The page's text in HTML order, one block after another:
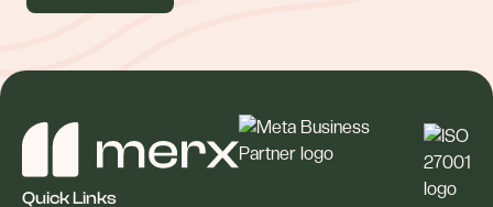
Quick Links